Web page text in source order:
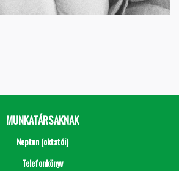
MUNKATÁRSAKNAK
Neptun (oktatói)
Telefonkönyv